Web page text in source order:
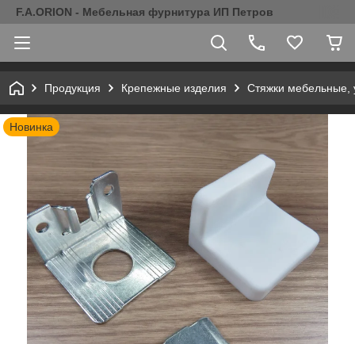
F.A.ORION - Мебельная фурнитура ИП Петров
Продукция Крепежные изделия Стяжки мебельные,
Новинка